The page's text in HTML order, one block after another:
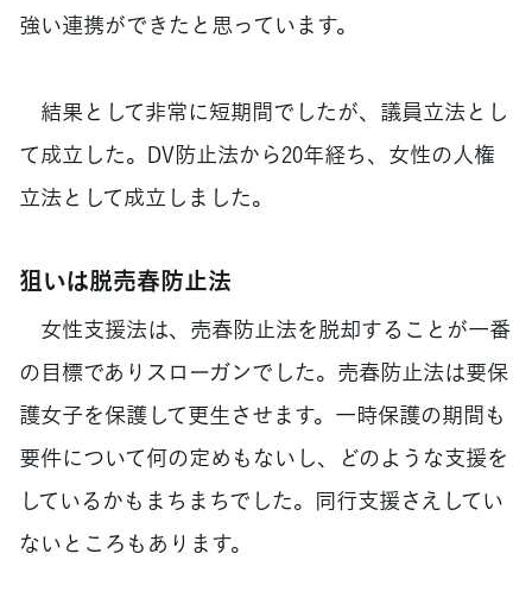
強い連携ができたと思っています。
結果として非常に短期間でしたが、議員立法とし
て成立した。DV防止法から20年経ち、女性の人権
立法として成立しました。
狙いは脱売春防止法
女性支援法は、売春防止法を脱却することが一番
の目標でありスローガンでした。売春防止法は要保
護女子を保護して更生させます。一時保護の期間も
要件について何の定めもないし、どのような支援を
しているかもまちまちでした。同行支援さえしてい
ないところもあります。